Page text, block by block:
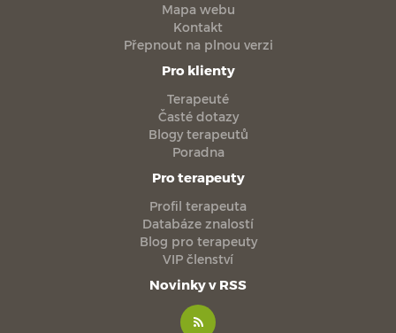
Mapa webu
Kontakt
Přepnout na plnou verzi
Pro klienty
Terapeuté
Časté dotazy
Blogy terapeutů
Poradna
Pro terapeuty
Profil terapeuta
Databáze znalostí
Blog pro terapeuty
VIP členství
Novinky v RSS